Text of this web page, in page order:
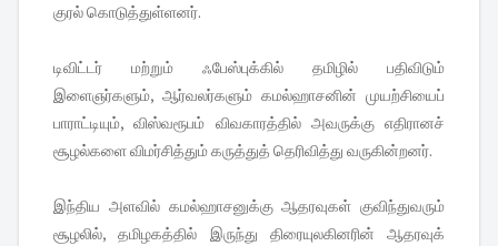
குரல் கொடுத்துள்ளனர்.
டிவிட்டர் மற்றும் ஃபேஸ்புக்கில் தமிழில் பதிவிடும்
இளைஞர்களும், ஆர்வலர்களும் கமல்ஹாசனின் முயற்சியைப்
பாராட்டியும், விஸ்வரூபம் விவகாரத்தில் அவருக்கு எதிரானச்
சூழல்களை விமர்சித்தும் கருத்துத் தெரிவித்து வருகின்றனர்.
இந்திய அளவில் கமல்ஹாசனுக்கு ஆதரவுகள் குவிந்துவரும்
சூழலில், தமிழகத்தில் இருந்து திரையுலகினரின் ஆதரவுக்